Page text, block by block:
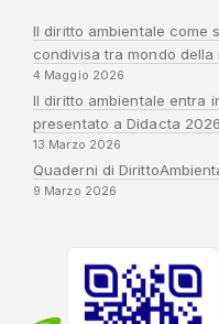
Il diritto ambientale come
condivisa tra mondo
4 Maggio 2026
Il diritto ambientale entra
presentato a Didacta 2026
13 Marzo 2026
Quaderni di
9 Marzo 2026